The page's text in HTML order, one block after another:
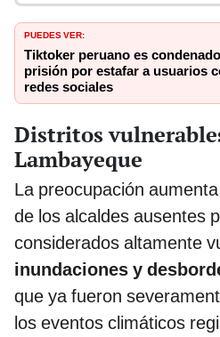
PUEDES VER:
Tiktoker peruano es
prisión por estafar a usuarios
redes sociales
Distritos
Lambayeque
La preocupación
de los alcaldes ausentes
considerados altamente
inundaciones y
que ya fueron
los eventos climáticos